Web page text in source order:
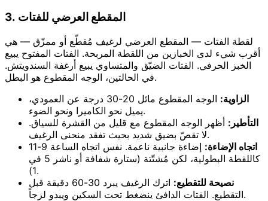
3. المقطع العرضي للفتات
لقطة الفتات — المقطع العرضي لرغيف مُقطّع أو ممزّق — هي
أقرب شيء لدى الخبازين من اللقطة المربحة. الفتات المفتوح يبيع
الخبز الحرفي. الفتات الضيّق والمتساوي يبيع أرغفة السندويتش.
في الحالتين، الوجه المقطوع هو البطل.
الزاوية:
الوجه المقطوع مائل 20-30 درجة عن العمودي،
يميل نحو الكاميرا ونحو الضوء.
التأطير: أظهر الوجه المقطوع مع قليل من القشرة للسياق.
لا تقصّ بضيق شديد بحيث تفقد منحنى الرغيف.
اتجاه الإضاءة:
إضاءة جانبية ناعمة. نفس اتجاه الساعة 9-11
كاللقطة البطولية، لكن مُشتّتة (ستارة شفافة أو ناشر 5 في
1).
نصيحة للتقطيع:
اترك الرغيف يبرد 30-60 دقيقة قبل
التقطيع. الفتات الدافئ ينضغط تحت السكين ويبدو لزجاً.